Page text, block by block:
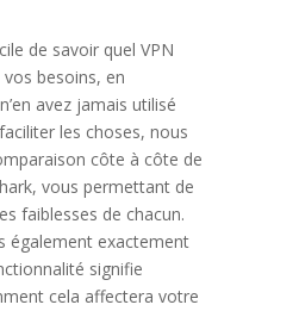
de savoir quel VPN
besoins, en
avez jamais utilisé
les choses, nous
côte à côte de
vous permettant de
faiblesses de chacun.
également exactement
signifie
cela affectera votre